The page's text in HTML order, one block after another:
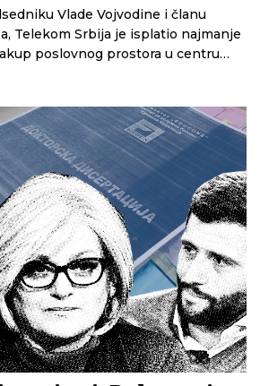
Vlade Vojvodine i članu
Telekom Srbija je isplatio najmanje
poslovnog prostora u centru
je dugo vodilo predistražni
probleme u postupku, kao i da je
Telekom zaobišao proceduru